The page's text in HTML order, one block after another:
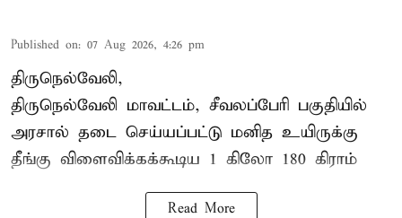
Published on: 07 Aug 2026, 4:26 pm
திருநெல்வேலி,
திருநெல்வேலி மாவட்டம், சீவலப்பேரி பகுதியில்
அரசால் தடை செய்யப்பட்டு மனித உயிருக்கு
தீங்கு விளைவிக்கக்கூடிய 1 கிலோ 180 கிராம்
Read More